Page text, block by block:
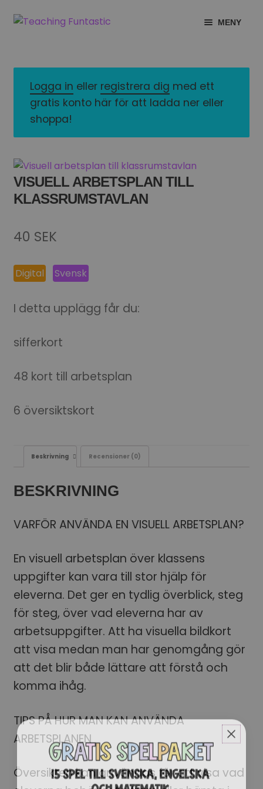
Hoppa
Gå
MENY
UNDERMENY
GRATISMATERIAL
BUTIK
LICENSER
EXPANDERA
UNDERMENY
TYPSNITT
TIPSHÖRNAN
Logga in eller registrera dig med ett
gratis konto här för att ladda ner eller
shoppa!
VISUELL ARBETSPLAN TILL
KLASSRUMSTAVLAN
40 SEK
Digital Svensk
I detta upplägg får du:
sifferkort
48 kort till arbetsplan
6 översiktskort
Beskrivning Recensioner (0)
BESKRIVNING
VARFÖR ANVÄNDA EN VISUELL ARBETSPLAN?
En visuell arbetsplan över klassens
uppgifter kan vara till stor hjälp för
eleverna. Det ger en tydlig överblick, steg
för steg, över vad eleverna har av
arbetsuppgifter. Att ha visuella bildkort
att visa medan man har genomgång gör
att det blir både lättare att förstå och
komma ihåg.
TIPS PÅ HUR MAN KAN ANVÄNDA
ARBETSPLANEN
Översikten kan användas för att visa vad